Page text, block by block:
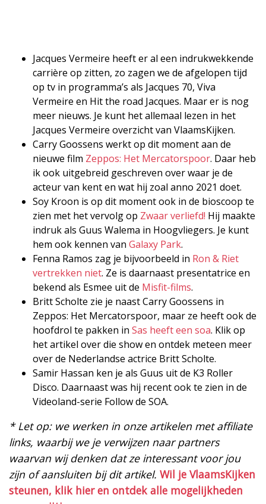
Jacques Vermeire heeft er al een indrukwekkende
carrière op zitten, zo zagen we de afgelopen tijd
op tv in programma’s als Jacques 70, Viva
Vermeire en Hit the road Jacques. Maar er is nog
meer nieuws. Je kunt het allemaal lezen in het
Jacques Vermeire overzicht van VlaamsKijken.
Carry Goossens werkt op dit moment aan de
nieuwe film Zeppos: Het Mercatorspoor. Daar heb
ik ook uitgebreid geschreven over waar je de
acteur van kent en wat hij zoal anno 2021 doet.
Soy Kroon is op dit moment ook in de bioscoop te
zien met het vervolg op Zwaar verliefd! Hij maakte
indruk als Guus Walema in Hoogvliegers. Je kunt
hem ook kennen van Galaxy Park.
Fenna Ramos zag je bijvoorbeeld in Ron & Riet
vertrekken niet. Ze is daarnaast presentatrice en
bekend als Esmee uit de Misfit-films.
Britt Scholte zie je naast Carry Goossens in
Zeppos: Het Mercatorspoor, maar ze heeft ook de
hoofdrol te pakken in Sas heeft een soa. Klik op
het artikel over die show en ontdek meteen meer
over de Nederlandse actrice Britt Scholte.
Samir Hassan ken je als Guus uit de K3 Roller
Disco. Daarnaast was hij recent ook te zien in de
Videoland-serie Follow de SOA.
* Let op: we werken in onze artikelen met affiliate
links, waarbij we je verwijzen naar partners
waarvan wij denken dat ze interessant voor jou
zijn of aansluiten bij dit artikel. Wil je VlaamsKijken
steunen, klik hier en ontdek alle mogelijkheden